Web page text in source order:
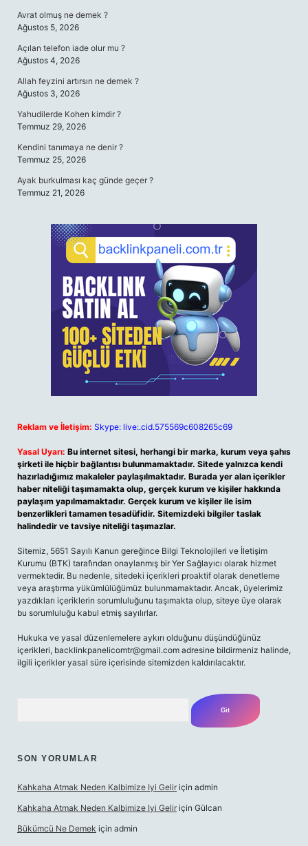
Avrat olmuş ne demek ?
Ağustos 5, 2026
Açılan telefon iade olur mu ?
Ağustos 4, 2026
Allah feyzini artırsın ne demek ?
Ağustos 3, 2026
Yahudilerde Kohen kimdir ?
Temmuz 29, 2026
Kendini tanımaya ne denir ?
Temmuz 25, 2026
Ayak burkulması kaç günde geçer ?
Temmuz 21, 2026
Reklam ve İletişim: Skype: live:.cid.575569c608265c69
Yasal Uyarı: Bu internet sitesi, herhangi bir marka, kurum veya şahıs
şirketi ile hiçbir bağlantısı bulunmamaktadır. Sitede yalnızca kendi
hazırladığımız makaleler paylaşılmaktadır. Burada yer alan içerikler
haber niteliği taşımamakta olup, gerçek kurum ve kişiler hakkında
paylaşım yapılmamaktadır. Gerçek kurum ve kişiler ile isim
benzerlikleri tamamen tesadüfidir. Sitemizdeki bilgiler taslak
halindedir ve tavsiye niteliği taşımazlar.
Sitemiz, 5651 Sayılı Kanun gereğince Bilgi Teknolojileri ve İletişim
Kurumu (BTK) tarafından onaylanmış bir Yer Sağlayıcı olarak hizmet
vermektedir. Bu nedenle, sitedeki içerikleri proaktif olarak denetleme
veya araştırma yükümlülüğümüz bulunmamaktadır. Ancak, üyelerimiz
yazdıkları içeriklerin sorumluluğunu taşımakta olup, siteye üye olarak
bu sorumluluğu kabul etmiş sayılırlar.
Hukuka ve yasal düzenlemelere aykırı olduğunu düşündüğünüz
içerikleri, backlinkpanelicomtr@gmail.com adresine bildirmeniz halinde,
ilgili içerikler yasal süre içerisinde sitemizden kaldırılacaktır.
SON YORUMLAR
Kahkaha Atmak Neden Kalbimize Iyi Gelir için admin
Kahkaha Atmak Neden Kalbimize Iyi Gelir için Gülcan
Bükümcü Ne Demek için admin